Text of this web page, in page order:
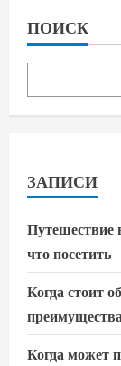
ПОИСК
ЗАПИСИ
Путешествие
что посетить
Когда стоит
Когда может